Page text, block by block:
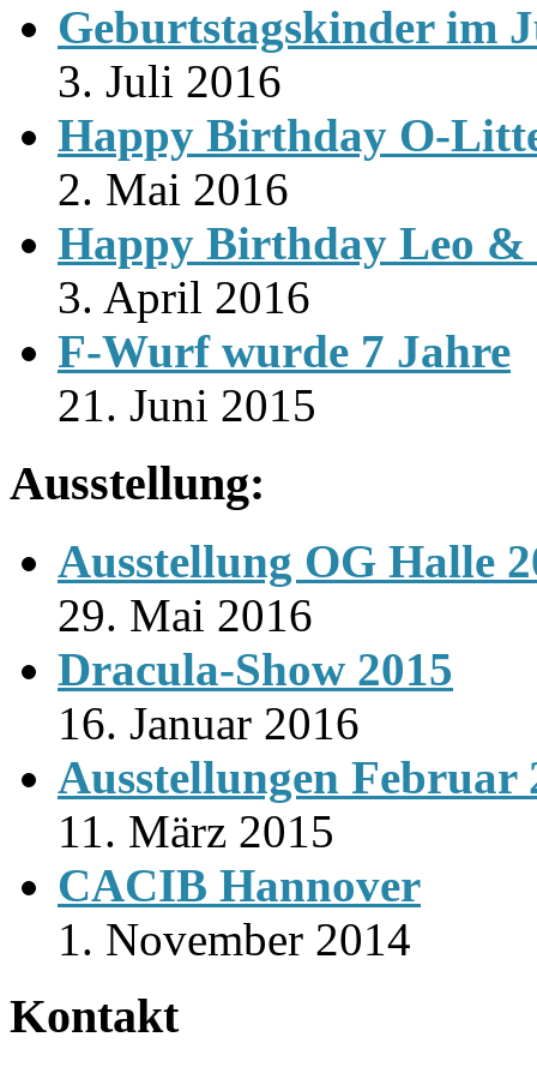
Geburtstagskinder im
3. Juli 2016
Happy Birthday O-
2. Mai 2016
Happy Birthday Leo &
3. April 2016
F-Wurf wurde 7 Jahre
21. Juni 2015
Ausstellung:
Ausstellung OG Halle
29. Mai 2016
Dracula-Show 2015
16. Januar 2016
Ausstellungen Februar
11. März 2015
CACIB Hannover
1. November 2014
Kontakt